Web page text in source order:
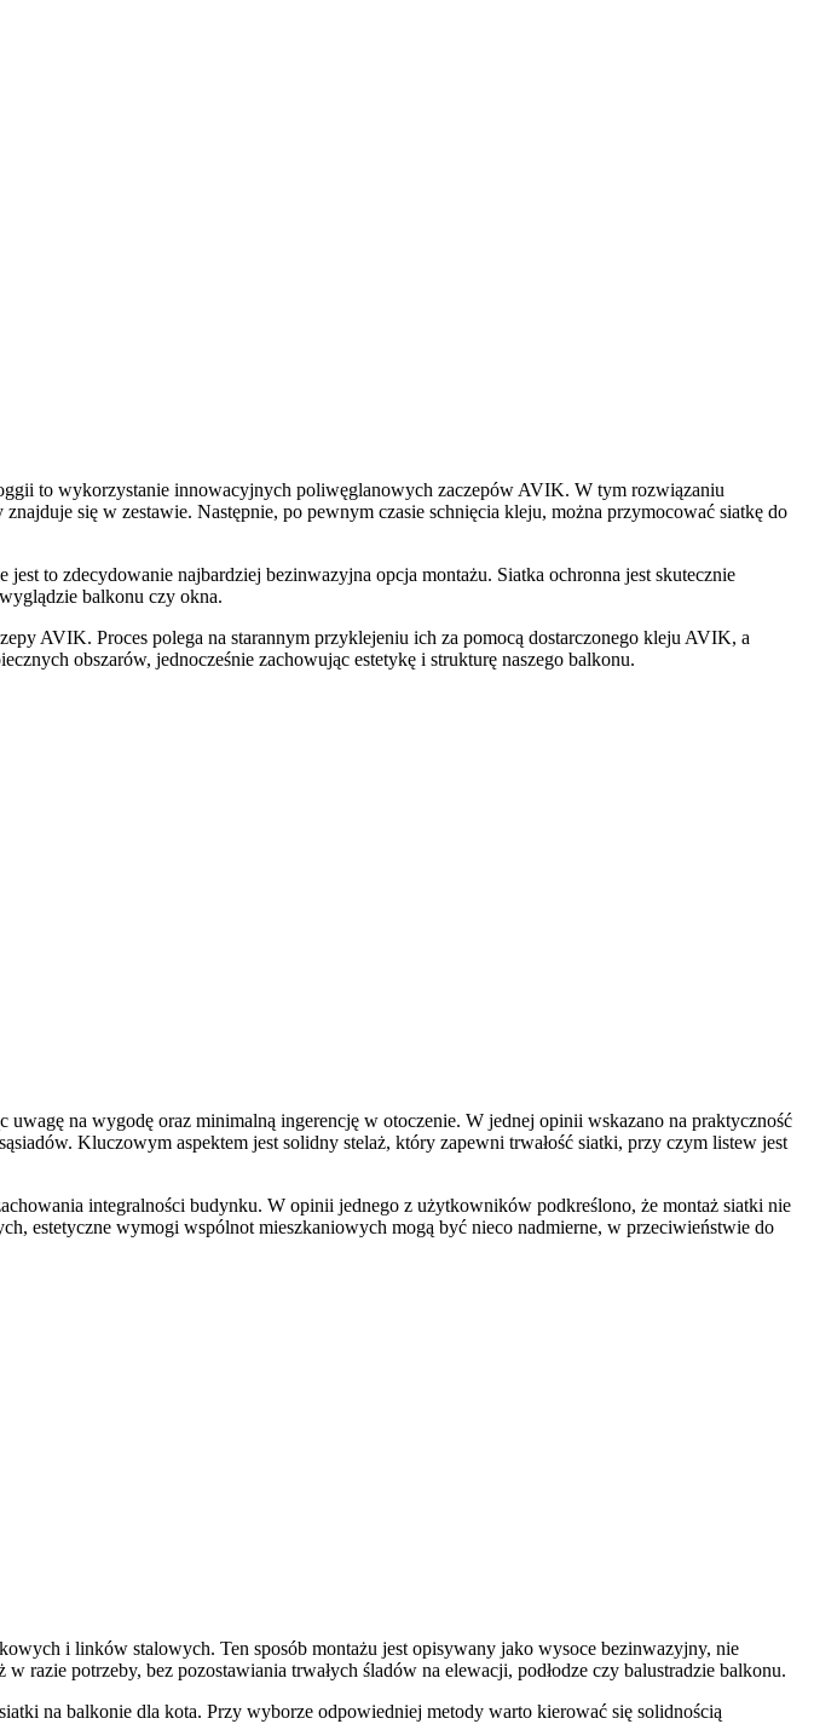
to wykorzystanie innowacyjnych poliwęglanowych zaczepów AVIK. W tym rozwiązaniu
się w zestawie. Następnie, po pewnym czasie schnięcia kleju, można przymocować siatkę do
to zdecydowanie najbardziej bezinwazyjna opcja montażu. Siatka ochronna jest skutecznie
balkonu czy okna.
AVIK. Proces polega na starannym przyklejeniu ich za pomocą dostarczonego kleju AVIK, a
obszarów, jednocześnie zachowując estetykę i strukturę naszego balkonu.
na wygodę oraz minimalną ingerencję w otoczenie. W jednej opinii wskazano na praktyczność
Kluczowym aspektem jest solidny stelaż, który zapewni trwałość siatki, przy czym listew jest
integralności budynku. W opinii jednego z użytkowników podkreślono, że montaż siatki nie
estetyczne wymogi wspólnot mieszkaniowych mogą być nieco nadmierne, w przeciwieństwie do
i linków stalowych. Ten sposób montażu jest opisywany jako wysoce bezinwazyjny, nie
potrzeby, bez pozostawiania trwałych śladów na elewacji, podłodze czy balustradzie balkonu.
na balkonie dla kota. Przy wyborze odpowiedniej metody warto kierować się solidnością